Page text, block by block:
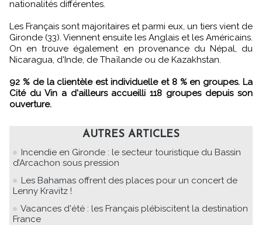
nationalités différentes.
Les Français sont majoritaires et parmi eux, un tiers vient de
Gironde (33). Viennent ensuite les Anglais et les Américains.
On en trouve également en provenance du Népal, du
Nicaragua, d'Inde, de Thaïlande ou de Kazakhstan.
92 % de la clientèle est individuelle et 8 % en groupes. La
Cité du Vin a d'ailleurs accueilli 118 groupes depuis son
ouverture.
AUTRES ARTICLES
Incendie en Gironde : le secteur touristique du Bassin
d’Arcachon sous pression
Les Bahamas offrent des places pour un concert de
Lenny Kravitz !
Vacances d'été : les Français plébiscitent la destination
France